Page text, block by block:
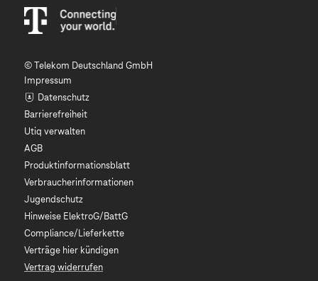
© Telekom Deutschland GmbH
Impressum
Datenschutz
Barrierefreiheit
Utiq verwalten
AGB
Produktinformationsblatt
Verbraucherinformationen
Jugendschutz
Hinweise ElektroG/BattG
Compliance/Lieferkette
Verträge hier kündigen
Vertrag widerrufen